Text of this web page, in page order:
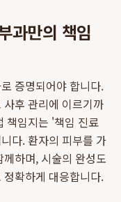
과만의 책임
증명되어야 합니다.
후 관리에 이르기까
책임지는 '책임 진료
다. 환자의 피부를 가
하며, 시술의 완성도
확하게 대응합니다.